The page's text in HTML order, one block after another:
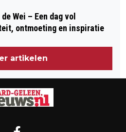
Wei – Een dag vol
ontmoeting en inspiratie
artikelen